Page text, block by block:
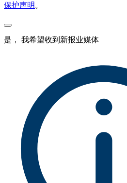
保护声明 。
是， 我希望收到新报业媒体